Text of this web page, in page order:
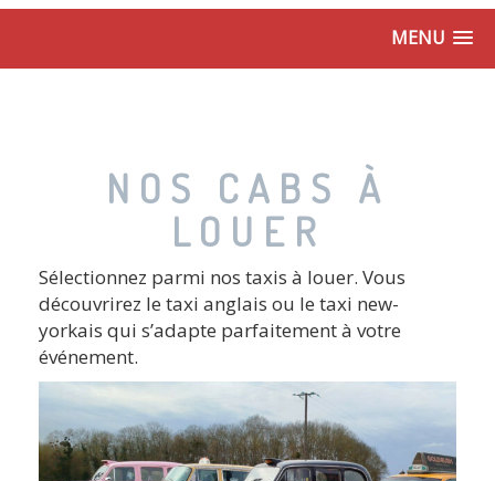
MENU
NOS CABS À
LOUER
Sélectionnez parmi nos taxis à louer. Vous
découvrirez le taxi anglais ou le taxi new-
yorkais qui s’adapte parfaitement à votre
événement.